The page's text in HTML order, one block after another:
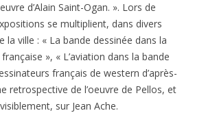
d’Alain Saint-Ogan. ». Lors de
se multiplient, dans divers
la ville : « La bande dessinée dans la
», « L’aviation dans la bande
français de western d’après-
retrospective de l’oeuvre de Pellos, et
sur Jean Ache.